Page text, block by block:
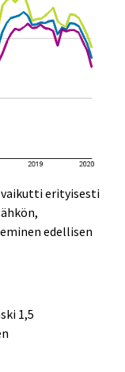
erityisesti
edellisen
1,5